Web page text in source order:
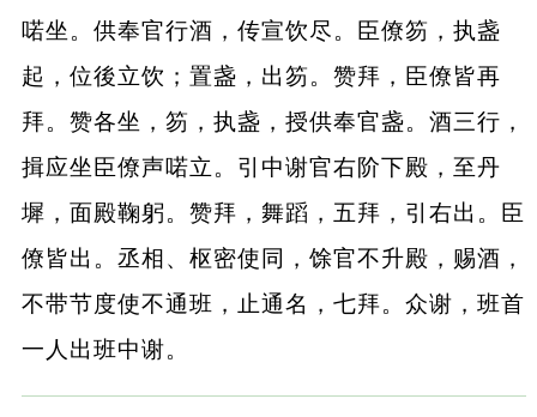
喏坐。供奉官行酒，传宣饮尽。臣僚笏，执盏
起，位後立饮；置盏，出笏。赞拜，臣僚皆再
拜。赞各坐，笏，执盏，授供奉官盏。酒三行，
揖应坐臣僚声喏立。引中谢官右阶下殿，至丹
墀，面殿鞠躬。赞拜，舞蹈，五拜，引右出。臣
僚皆出。丞相、枢密使同，馀官不升殿，赐酒，
不带节度使不通班，止通名，七拜。众谢，班首
一人出班中谢。